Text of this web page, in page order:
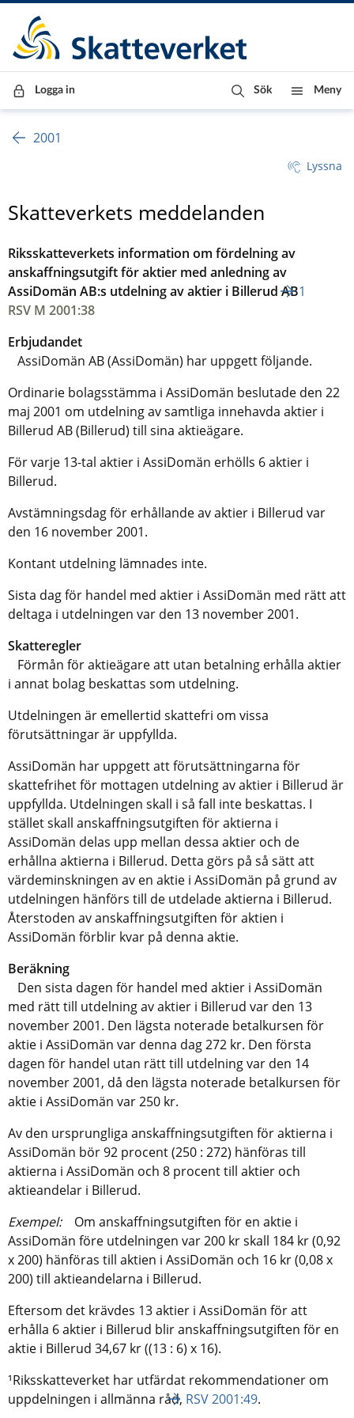
Till innehåll
Till navigationen
Till chattrobot
Logga in Sök Meny
2001
Lyssna
Skatteverkets meddelanden
Riksskatteverkets information om fördelning av
anskaffningsutgift för aktier med anledning av
AssiDomän AB:s utdelning av aktier i Billerud AB1
RSV M 2001:38
Erbjudandet
AssiDomän AB (AssiDomän) har uppgett följande.
Ordinarie bolagsstämma i AssiDomän beslutade den 22
maj 2001 om utdelning av samtliga innehavda aktier i
Billerud AB (Billerud) till sina aktieägare.
För varje 13-tal aktier i AssiDomän erhölls 6 aktier i
Billerud.
Avstämningsdag för erhållande av aktier i Billerud var
den 16 november 2001.
Kontant utdelning lämnades inte.
Sista dag för handel med aktier i AssiDomän med rätt att
deltaga i utdelningen var den 13 november 2001.
Skatteregler
Förmån för aktieägare att utan betalning erhålla aktier
i annat bolag beskattas som utdelning.
Utdelningen är emellertid skattefri om vissa
förutsättningar är uppfyllda.
AssiDomän har uppgett att förutsättningarna för
skattefrihet för mottagen utdelning av aktier i Billerud är
uppfyllda. Utdelningen skall i så fall inte beskattas. I
stället skall anskaffningsutgiften för aktierna i
AssiDomän delas upp mellan dessa aktier och de
erhållna aktierna i Billerud. Detta görs på så sätt att
värdeminskningen av en aktie i AssiDomän på grund av
utdelningen hänförs till de utdelade aktierna i Billerud.
Återstoden av anskaffningsutgiften för aktien i
AssiDomän förblir kvar på denna aktie.
Beräkning
Den sista dagen för handel med aktier i AssiDomän
med rätt till utdelning av aktier i Billerud var den 13
november 2001. Den lägsta noterade betalkursen för
aktie i AssiDomän var denna dag 272 kr. Den första
dagen för handel utan rätt till utdelning var den 14
november 2001, då den lägsta noterade betalkursen för
aktie i AssiDomän var 250 kr.
Av den ursprungliga anskaffningsutgiften för aktierna i
AssiDomän bör 92 procent (250 : 272) hänföras till
aktierna i AssiDomän och 8 procent till aktier och
aktieandelar i Billerud.
Exempel:Om anskaffningsutgiften för en aktie i
AssiDomän före utdelningen var 200 kr skall 184 kr (0,92
x 200) hänföras till aktien i AssiDomän och 16 kr (0,08 x
200) till aktieandelarna i Billerud.
Eftersom det krävdes 13 aktier i AssiDomän för att
erhålla 6 aktier i Billerud blir anskaffningsutgiften för en
aktie i Billerud 34,67 kr ((13 : 6) x 16).
¹Riksskatteverket har utfärdat rekommendationer om
uppdelningen i allmänna råd, RSV 2001:49.